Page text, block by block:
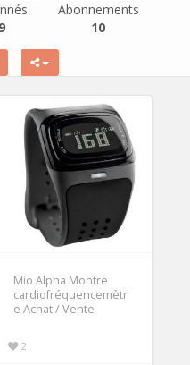
9
Abonnements
10
Mio Alpha Montre
cardiofréquencemètr
e Achat / Vente
2